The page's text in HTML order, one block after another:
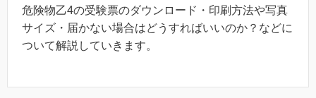
危険物乙4の受験票のダウンロード・印刷方法や写真
サイズ・届かない場合はどうすればいいのか？などに
ついて解説していきます。